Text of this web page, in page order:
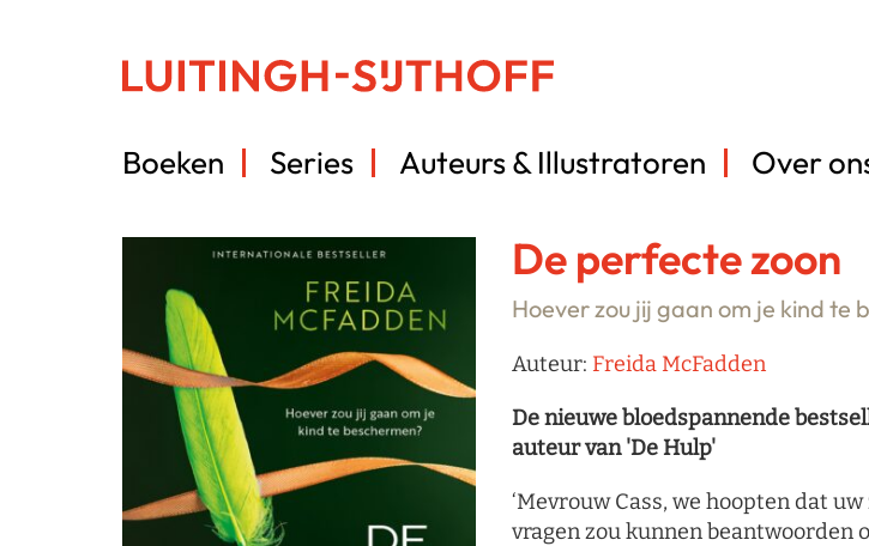
Boeken Series Auteurs & Illustratoren Over
De perfecte zoon
Hoever zou jij gaan om je kind te
Auteur: Freida McFadden
De nieuwe bloedspannende
auteur van 'De Hulp'
‘Mevrouw Cass, we hoopten dat
vragen zou kunnen beantwoorden